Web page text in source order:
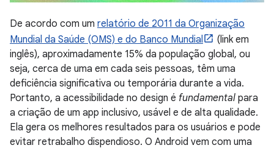
De acordo com um relatório de 2011 da Organização
Mundial da Saúde (OMS) e do Banco Mundial
(link em
inglês), aproximadamente 15% da população global, ou
seja, cerca de uma em cada seis pessoas, têm uma
deficiência significativa ou temporária durante a vida.
Portanto, a acessibilidade no design é fundamental para
a criação de um app inclusivo, usável e de alta qualidade.
Ela gera os melhores resultados para os usuários e pode
evitar retrabalho dispendioso. O Android vem com uma